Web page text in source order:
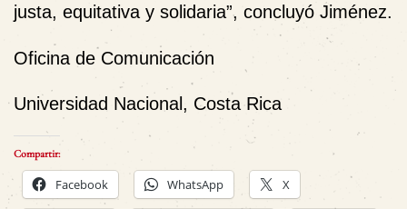
justa, equitativa y solidaria”, concluyó Jiménez.
Oficina de Comunicación
Universidad Nacional, Costa Rica
Compartir:
Facebook WhatsApp X